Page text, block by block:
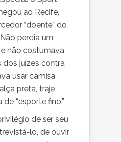
ao Recife,
“doente” do
perdia um
não costumava
dos juízes contra
usar camisa
preta, traje
“esporte fino.”
de ser seu
lo, de ouvir